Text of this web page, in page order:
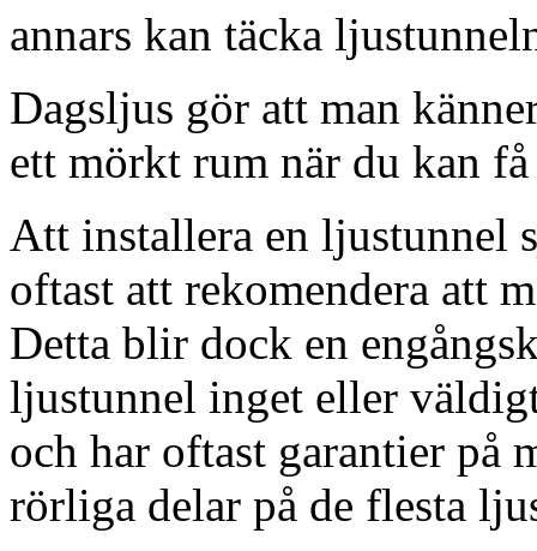
annars kan täcka
Dagsljus gör att man
ett mörkt rum när du kan
Att installera en ljustunnel
oftast att rekomendera att
Detta blir dock en
ljustunnel inget eller
och har oftast garantier på
rörliga delar på de flesta